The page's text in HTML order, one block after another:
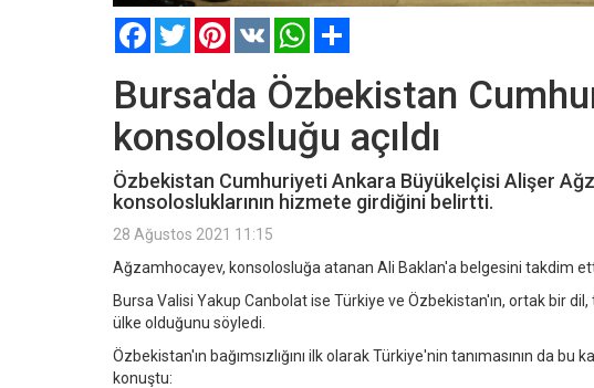
FacebookTwitterPinterest
VK WhatsApp
Bursa'da Özbekistan
konsolosluğu açıldı
Özbekistan Cumhuriyeti Ankara Büyükelçisi Alişer
konsolosluklarının hizmete girdiğini belirtti.
28 Ağustos 2021 11:15
Ağzamhocayev, konsolosluğa atanan Ali Baklan'a belgesini takdim
Bursa Valisi Yakup Canbolat ise Türkiye ve Özbekistan'ın, ortak bir
ülke olduğunu söyledi.
Özbekistan'ın bağımsızlığını ilk olarak Türkiye'nin tanımasının da
konuştu: